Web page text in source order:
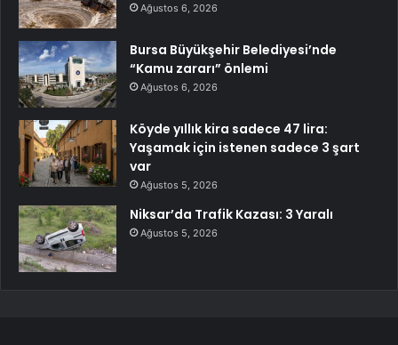
Ağustos 6, 2026
Bursa Büyükşehir Belediyesi’nde
“Kamu zararı” önlemi
Ağustos 6, 2026
Köyde yıllık kira sadece 47 lira:
Yaşamak için istenen sadece 3 şart
var
Ağustos 5, 2026
Niksar’da Trafik Kazası: 3 Yaralı
Ağustos 5, 2026